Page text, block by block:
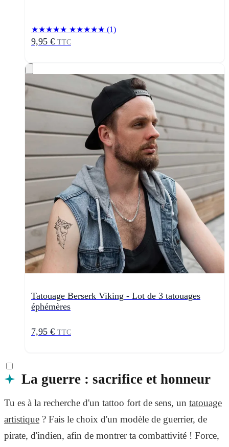
★★★★★ ★★★★★ (1)
9,95 € TTC
Tatouage Berserk Viking - Lot de 3 tatouages
éphémères
7,95 € TTC
La guerre : sacrifice et honneur
Tu es à la recherche d'un tattoo fort de sens, un tatouage
artistique ? Fais le choix d'un modèle de guerrier, de
pirate, d'indien, afin de montrer ta combattivité ! Force,